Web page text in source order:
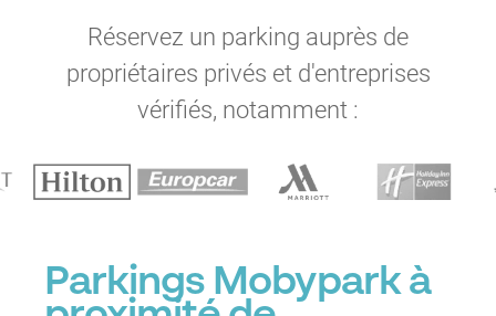
Réservez un parking auprès de
propriétaires privés et d'entreprises
vérifiés, notamment :
Parkings Mobypark à
P
P